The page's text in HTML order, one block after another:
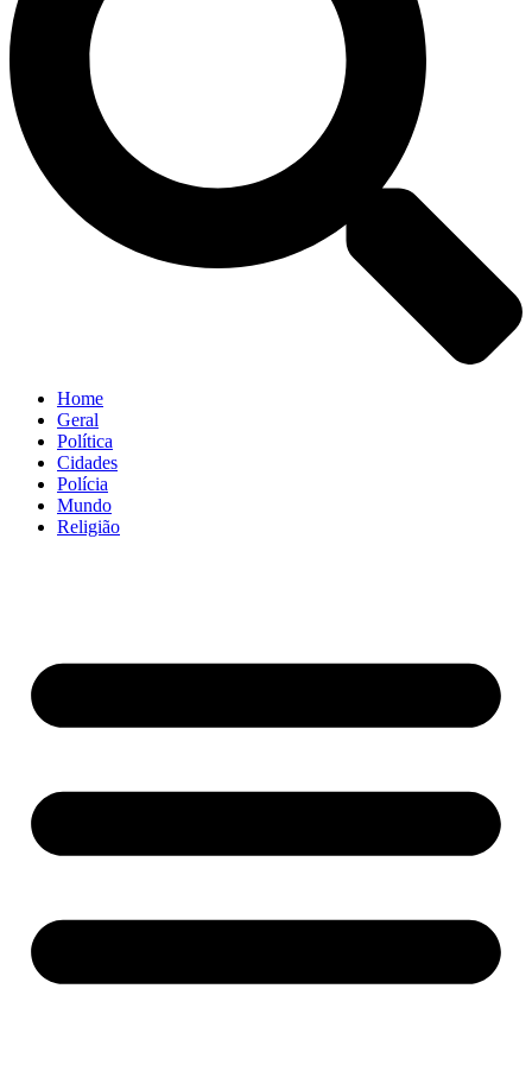
Home
Geral
Política
Cidades
Polícia
Mundo
Religião